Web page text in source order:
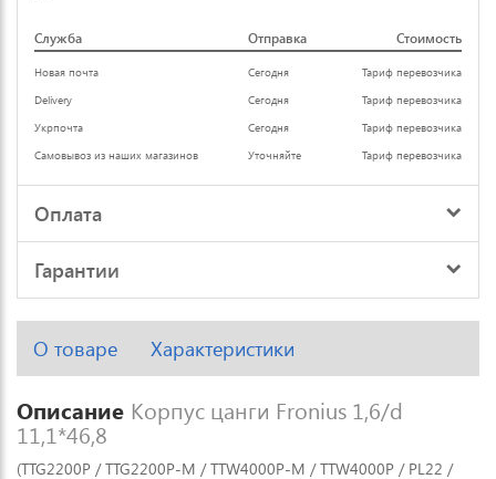
Служба Отправка Стоимость
Новая почта Сегодня
Тариф перевозчика
Delivery
Сегодня
Тариф перевозчика
Укрпочта
Сегодня
Тариф перевозчика
Самовывоз из наших магазинов
Уточняйте Тариф перевозчика
Оплата
Гарантии
О товаре Характеристики
Описание Корпус цанги Fronius 1,6/d
11,1*46,8
(TTG2200P / TTG2200P-M / TTW4000P-M / TTW4000P / PL22 /